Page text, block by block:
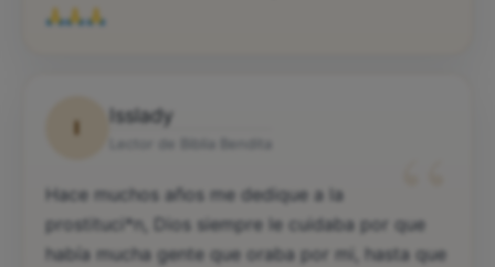
I
Isslady
“
Hace muchos años me dedique a la
prostituci*n, Dios siempre le cuidaba por que
había mucha gente que oraba por mi, hasta que